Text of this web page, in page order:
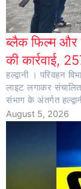
ब्लैक फिल्म और
की कार्रवाई,
हल्द्वानी । परिवहन
लाइट लगाकर संचालित
संभाग के अंतर्गत
August 5, 2026